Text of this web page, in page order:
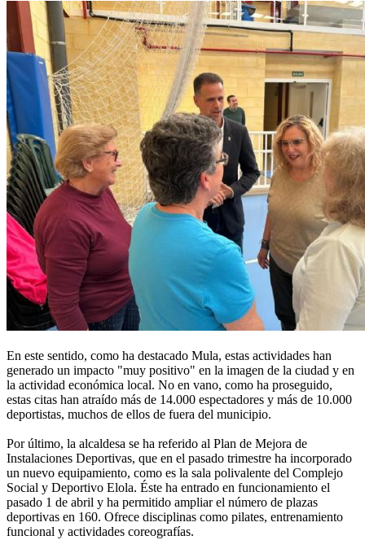
En este sentido, como ha destacado Mula, estas actividades han
generado un impacto "muy positivo" en la imagen de la ciudad y en
la actividad económica local. No en vano, como ha proseguido,
estas citas han atraído más de 14.000 espectadores y más de 10.000
deportistas, muchos de ellos de fuera del municipio.
Por último, la alcaldesa se ha referido al Plan de Mejora de
Instalaciones Deportivas, que en el pasado trimestre ha incorporado
un nuevo equipamiento, como es la sala polivalente del Complejo
Social y Deportivo Elola. Éste ha entrado en funcionamiento el
pasado 1 de abril y ha permitido ampliar el número de plazas
deportivas en 160. Ofrece disciplinas como pilates, entrenamiento
funcional y actividades coreografías.